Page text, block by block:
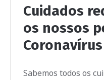
Cuidados
os nossos
Coronavírus
Sabemos todos os